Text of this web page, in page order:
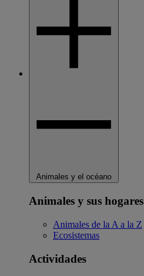
Animales y el océano
Animales y sus hogares
Animales de la A a la Z
Ecosistemas
Actividades